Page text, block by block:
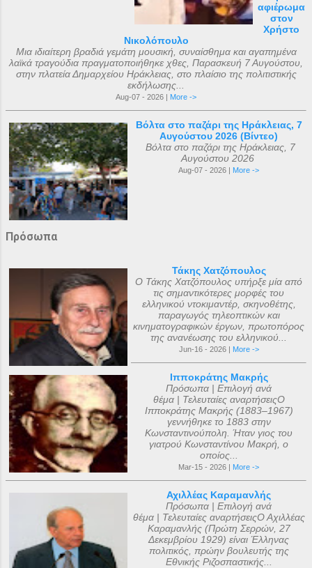
αφιέρωμα
στον
Χρήστο
Νικολόπουλο
Μια ιδιαίτερη βραδιά γεμάτη μουσική, συναίσθημα και αγαπημένα
λαϊκά τραγούδια πραγματοποιήθηκε χθες, Παρασκευή 7 Αυγούστου,
στην πλατεία Δημαρχείου Ηράκλειας, στο πλαίσιο της πολιτιστικής
εκδήλωσης...
Aug-07 - 2026 | More ->
Βόλτα στο παζάρι της Ηράκλειας, 7
Αυγούστου 2026 (Βίντεο)
Βόλτα στο παζάρι της Ηράκλειας, 7
Αυγούστου 2026
Aug-07 - 2026 | More ->
Πρόσωπα
Τάκης Χατζόπουλος
Ο Τάκης Χατζόπουλος υπήρξε μία από
τις σημαντικότερες μορφές του
ελληνικού ντοκιμαντέρ, σκηνοθέτης,
παραγωγός τηλεοπτικών και
κινηματογραφικών έργων, πρωτοπόρος
της ανανέωσης του ελληνικού...
Jun-16 - 2026 | More ->
Ιπποκράτης Μακρής
Πρόσωπα | Επιλογή ανά
θέμα | Τελευταίες αναρτήσειςΟ
Ιπποκράτης Μακρής (1883–1967)
γεννήθηκε το 1883 στην
Κωνσταντινούπολη. Ήταν γιος του
γιατρού Κωνσταντίνου Μακρή, ο
οποίος...
Mar-15 - 2026 | More ->
Αχιλλέας Καραμανλής
Πρόσωπα | Επιλογή ανά
θέμα | Τελευταίες αναρτήσειςΟ Αχιλλέας
Καραμανλής (Πρώτη Σερρών, 27
Δεκεμβρίου 1929) είναι Έλληνας
πολιτικός, πρώην βουλευτής της
Εθνικής Ριζοσπαστικής...